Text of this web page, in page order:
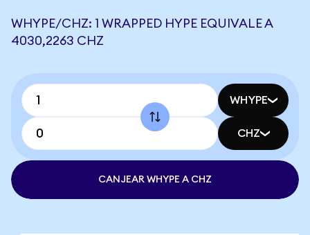
WHYPE/CHZ: 1 WRAPPED HYPE EQUIVALE A
4030,2263 CHZ
WHYPE
CHZ
CANJEAR WHYPE A CHZ